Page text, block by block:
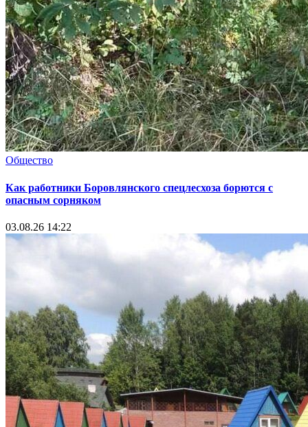
Общество
Как работники Боровлянского спецлесхоза борются с
опасным сорняком
03.08.26 14:22